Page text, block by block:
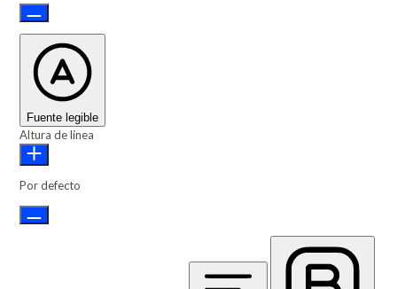
Fuente legible
Altura de línea
Por defecto